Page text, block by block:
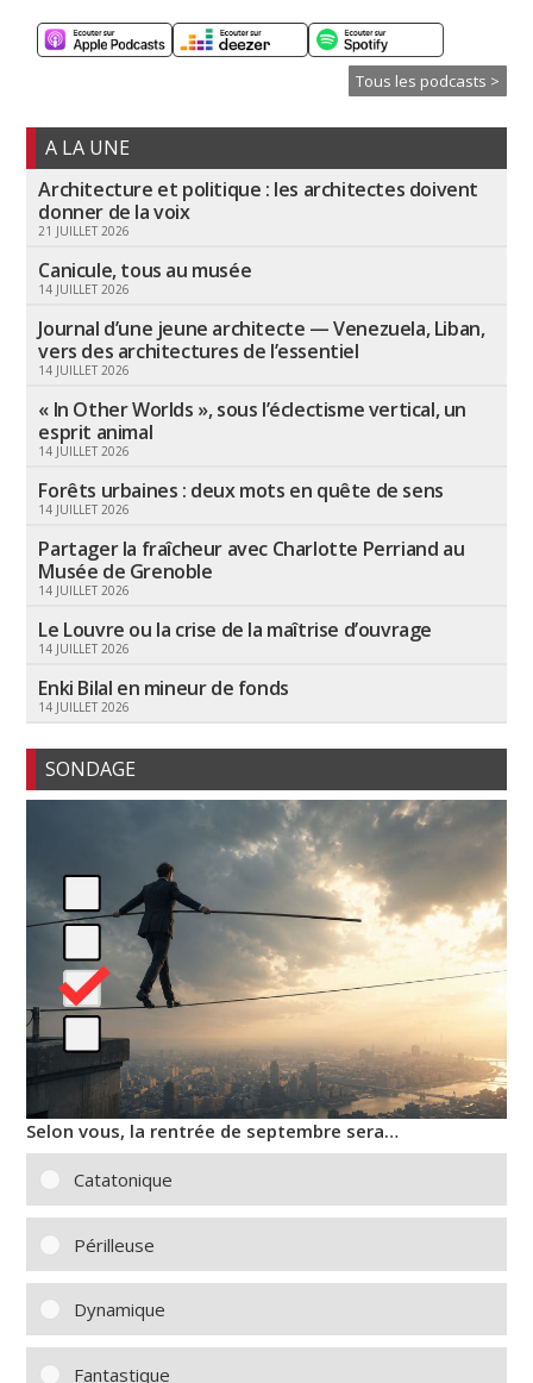
Tous les podcasts >
A LA UNE
Architecture et politique : les architectes doivent
donner de la voix
21 JUILLET 2026
Canicule, tous au musée
14 JUILLET 2026
Journal d’une jeune architecte — Venezuela, Liban,
vers des architectures de l’essentiel
14 JUILLET 2026
« In Other Worlds », sous l’éclectisme vertical, un
esprit animal
14 JUILLET 2026
Forêts urbaines : deux mots en quête de sens
14 JUILLET 2026
Partager la fraîcheur avec Charlotte Perriand au
Musée de Grenoble
14 JUILLET 2026
Le Louvre ou la crise de la maîtrise d’ouvrage
14 JUILLET 2026
Enki Bilal en mineur de fonds
14 JUILLET 2026
SONDAGE
Selon vous, la rentrée de septembre sera…
Catatonique
Périlleuse
Dynamique
Fantastique